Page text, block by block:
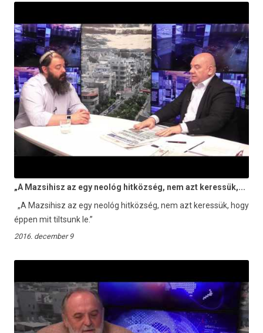
„A Mazsihisz az egy neológ hitközség, nem azt keressük,...
„A Mazsihisz az egy neológ hitközség, nem azt keressük, hogy
éppen mit tiltsunk le.”
2016. december 9